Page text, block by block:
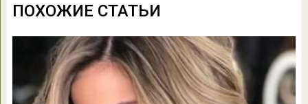
ПОХОЖИЕ СТАТЬИ